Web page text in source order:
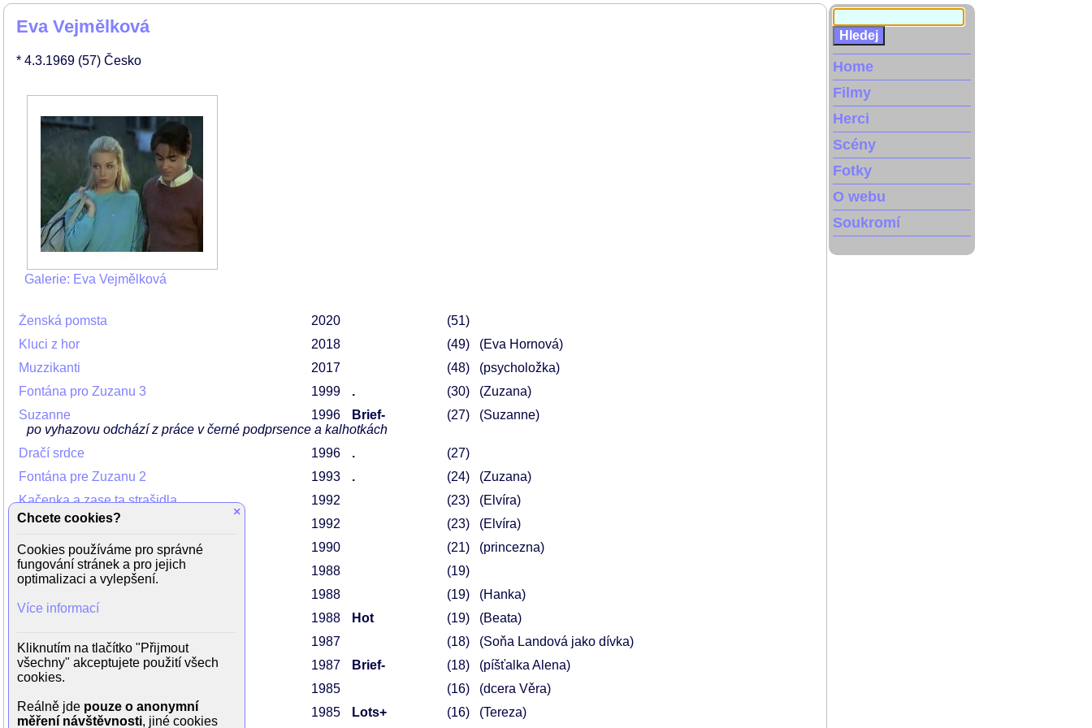
Eva Vejmělková
* 4.3.1969 (57) Česko
Galerie: Eva Vejmělková
Ženská pomsta 2020
51
Kluci z hor
2018 49
(Eva Hornová)
Muzzikanti
2017 48
(psycholožka)
Fontána pro Zuzanu 3
1999 . 30
(Zuzana)
Suzanne
1996 Brief- 27
(Suzanne)
po vyhazovu odchází z práce v černé podprsence a kalhotkách
Dračí srdce
1996 .
27
Fontána pre Zuzanu 2
1993 . 24
(Zuzana)
Kačenka a zase ta strašidla
1992 23
(Elvíra)
Kačenka a strašidla
1992 23
(Elvíra)
O Janovi a podivuhodném příteli
1990 21
(princezna)
Vzestup po šikmé ploše
1988
19
1988 19
(Hanka)
1988 Hot 19
(Beata)
Dobří holubi se vracejí
1987 18
(Soňa Landová jako dívka)
Jak básníkům chutná život
1987 Brief- 18
(píšťalka Alena)
1985 16
(dcera Věra)
Kára plná bolesti
1985 Lots+ 16 (Tereza)
Home
Filmy
Herci
Scény
Fotky
O webu
Soukromí
×
Chcete cookies?
Cookies používáme pro správné
fungování stránek a pro jejich
optimalizaci a vylepšení.
Více informací
Kliknutím na tlačítko "Přijmout
všechny" akceptujete použití všech
cookies.
Reálně jde pouze o anonymní
měření návštěvnosti, jiné cookies